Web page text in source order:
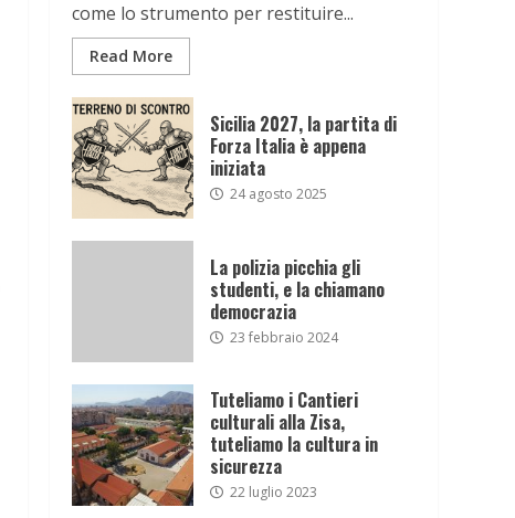
come lo strumento per restituire...
Read More
Sicilia 2027, la partita di
Forza Italia è appena
iniziata
24 agosto 2025
La polizia picchia gli
studenti, e la chiamano
democrazia
23 febbraio 2024
Tuteliamo i Cantieri
culturali alla Zisa,
tuteliamo la cultura in
sicurezza
22 luglio 2023